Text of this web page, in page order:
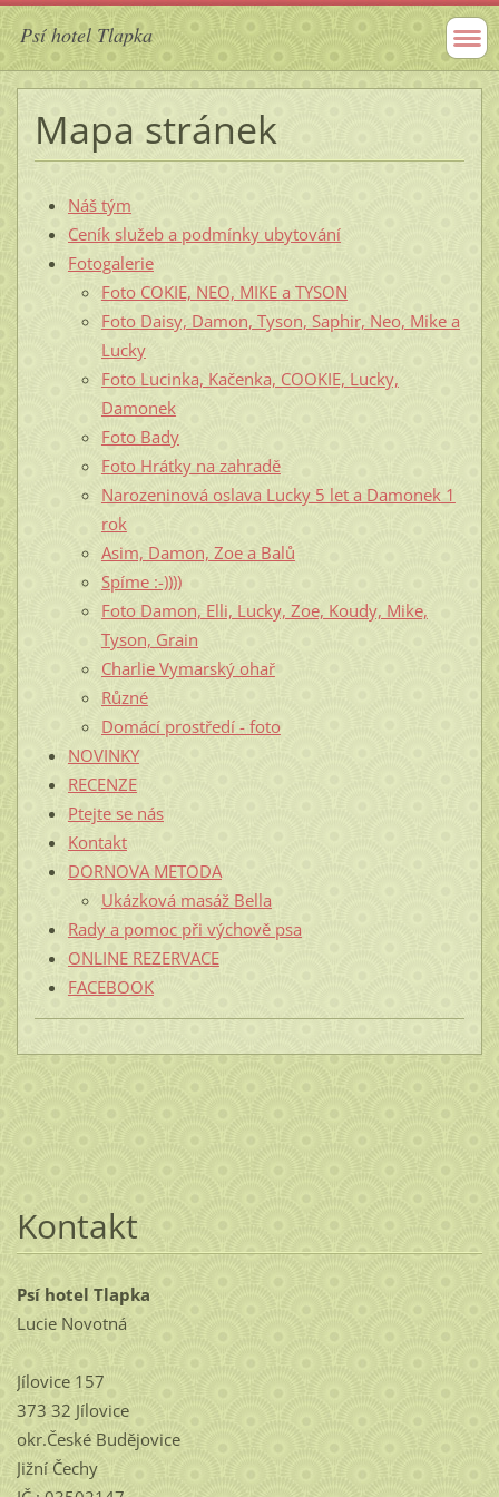
Psí hotel Tlapka
Mapa stránek
Náš tým
Ceník služeb a podmínky ubytování
Fotogalerie
Foto COKIE, NEO, MIKE a TYSON
Foto Daisy, Damon, Tyson, Saphir, Neo, Mike a
Lucky
Foto Lucinka, Kačenka, COOKIE, Lucky,
Damonek
Foto Bady
Foto Hrátky na zahradě
Narozeninová oslava Lucky 5 let a Damonek 1
rok
Asim, Damon, Zoe a Balů
Spíme :-))))
Foto Damon, Elli, Lucky, Zoe, Koudy, Mike,
Tyson, Grain
Charlie Vymarský ohař
Různé
Domácí prostředí - foto
NOVINKY
RECENZE
Ptejte se nás
Kontakt
DORNOVA METODA
Ukázková masáž Bella
Rady a pomoc při výchově psa
ONLINE REZERVACE
FACEBOOK
Kontakt
Psí hotel Tlapka
Lucie Novotná
Jílovice 157
373 32 Jílovice
okr.České Budějovice
Jižní Čechy